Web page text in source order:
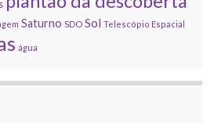
Saturno SDO Sol Telescópio Espacial
água